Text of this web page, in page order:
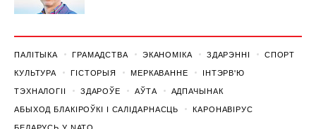
ПАЛІТЫКА ГРАМАДСТВА ЭКАНОМІКА ЗДАРЭННI СПОРТ
КУЛЬТУРА ГІСТОРЫЯ МЕРКАВАННЕ ІНТЭРВ'Ю
ТЭХНАЛОГІІ ЗДАРОЎЕ АЎТА АДПАЧЫНАК
АБЫХОД БЛАКІРОЎКІ І САЛІДАРНАСЦЬ КАРОНАВІРУС